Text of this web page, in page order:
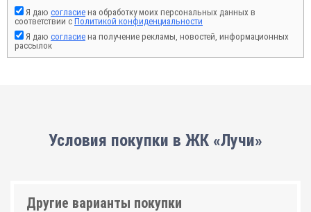
Я даю согласие на обработку моих персональных данных в
соответствии с Политикой конфиденциальности
Я даю согласие на получение рекламы, новостей, информационных
рассылок
Условия покупки в ЖК «Лучи»
Другие варианты покупки